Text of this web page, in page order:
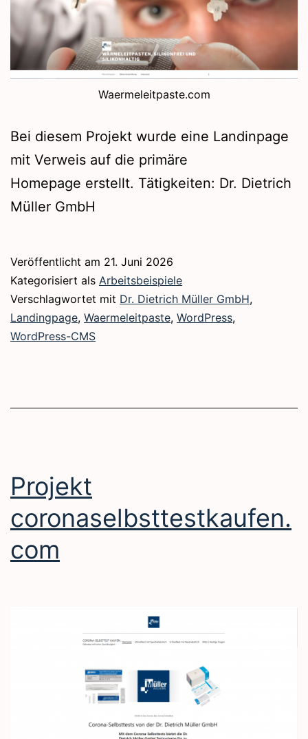
Waermeleitpaste.com
Bei diesem Projekt wurde eine Landinpage
mit Verweis auf die primäre
Homepage erstellt. Tätigkeiten: Dr. Dietrich
Müller GmbH
Veröffentlicht am 21. Juni 2026
Kategorisiert als Arbeitsbeispiele
Verschlagwortet mit Dr. Dietrich Müller GmbH,
Landingpage, Waermeleitpaste, WordPress,
WordPress-CMS
Projekt
coronaselbsttestkaufen.
com